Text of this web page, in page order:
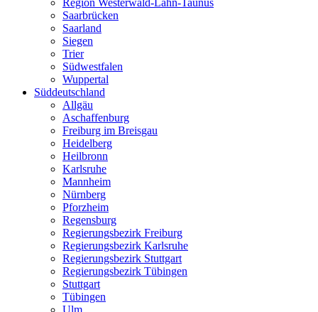
Region Westerwald-Lahn-Taunus
Saarbrücken
Saarland
Siegen
Trier
Südwestfalen
Wuppertal
Süddeutschland
Allgäu
Aschaffenburg
Freiburg im Breisgau
Heidelberg
Heilbronn
Karlsruhe
Mannheim
Nürnberg
Pforzheim
Regensburg
Regierungsbezirk Freiburg
Regierungsbezirk Karlsruhe
Regierungsbezirk Stuttgart
Regierungsbezirk Tübingen
Stuttgart
Tübingen
Ulm